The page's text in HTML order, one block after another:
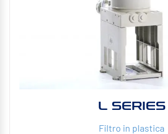
L SERIES
Filtro in plastica